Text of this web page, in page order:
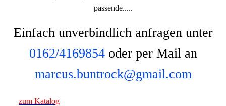
passende.....
Einfach unverbindlich anfragen unter
0162/4169854oder per Mail an
marcus.buntrock@gmail.com
zum Katalog